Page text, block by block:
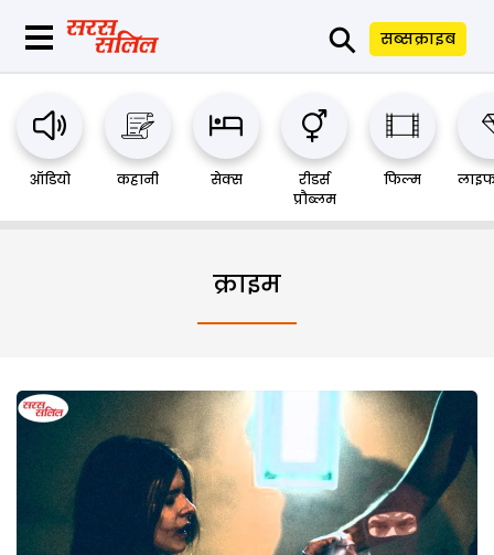
⚲ सब्सक्राइब
ऑडियो कहानी सेक्स
रीडर्स
प्रौब्लम
फिल्म
क्राइम